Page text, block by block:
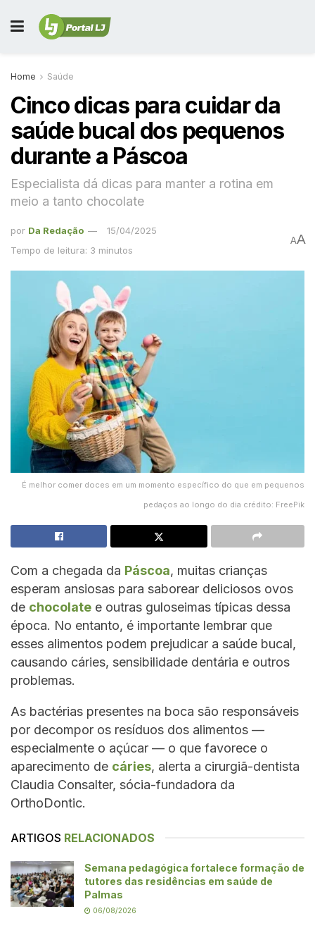
Home Saúde
Cinco dicas para cuidar da
saúde bucal dos pequenos
durante a Páscoa
Especialista dá dicas para manter a rotina em
meio a tanto chocolate
por Da Redação
15/04/2025
Tempo de leitura: 3 minutos
AA
É melhor comer doces em um momento específico do que em pequenos
pedaços ao longo do dia crédito: FreePik
Com a chegada da Páscoa, muitas crianças
esperam ansiosas para saborear deliciosos ovos
de chocolate e outras guloseimas típicas dessa
época. No entanto, é importante lembrar que
esses alimentos podem prejudicar a saúde bucal,
causando cáries, sensibilidade dentária e outros
problemas.
As bactérias presentes na boca são responsáveis
por decompor os resíduos dos alimentos —
especialmente o açúcar — o que favorece o
aparecimento de cáries, alerta a cirurgiã-dentista
Claudia Consalter, sócia-fundadora da
OrthoDontic.
ARTIGOS RELACIONADOS
Semana pedagógica fortalece formação de
tutores das residências em saúde de
Palmas
06/08/2026